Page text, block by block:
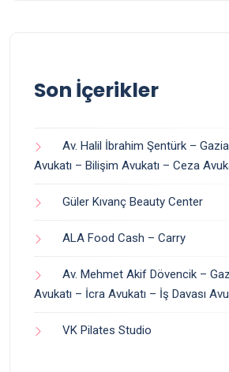
Son İçerikler
Av. Halil İbrahim Şentürk –
Avukatı – Bilişim Avukatı – Ceza
Güler Kıvanç Beauty Center
ALA Food Cash – Carry
Av. Mehmet Akif Dövencik –
Avukatı – İcra Avukatı – İş Davası
VK Pilates Studio